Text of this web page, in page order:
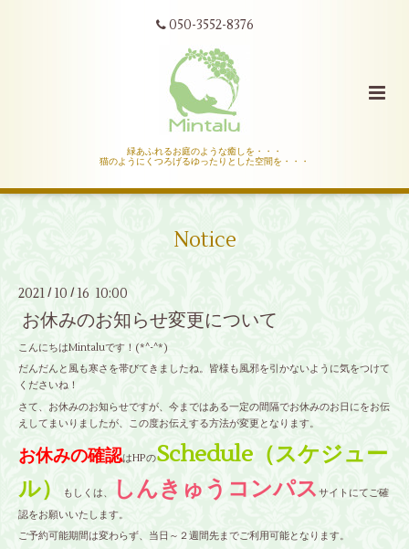
050-3552-8376
緑あふれるお庭のような癒しを・・・
猫のようにくつろげるゆったりとした空間を・・・
Notice
2021 / 10 / 16 10:00
お休みのお知らせ変更について
こんにちはMintaluです！(*^-^*)
だんだんと風も寒さを帯びてきましたね。皆様も風邪を引かないように気をつけて
くださいね！
さて、お休みのお知らせですが、今まではある一定の間隔でお休みのお日にをお伝
えしてまいりましたが、この度お伝えする方法が変更となります。
お休みの確認はHPのSchedule（スケジュー
ル）
もしくは、 しんきゅうコンパス サイトにてご確
認をお願いいたします。
ご予約可能期間は変わらず、当日～２週間先までご利用可能となります。